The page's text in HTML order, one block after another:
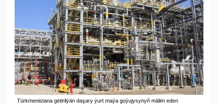
Türkmenistana getirilýän daşary ýurt maýa goýujysynyň mälim eden